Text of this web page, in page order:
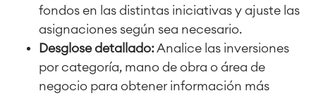
fondos en las distintas iniciativas y ajuste las
asignaciones según sea necesario.
Desglose detallado:Analice las inversiones
por categoría, mano de obra o área de
negocio para obtener información más